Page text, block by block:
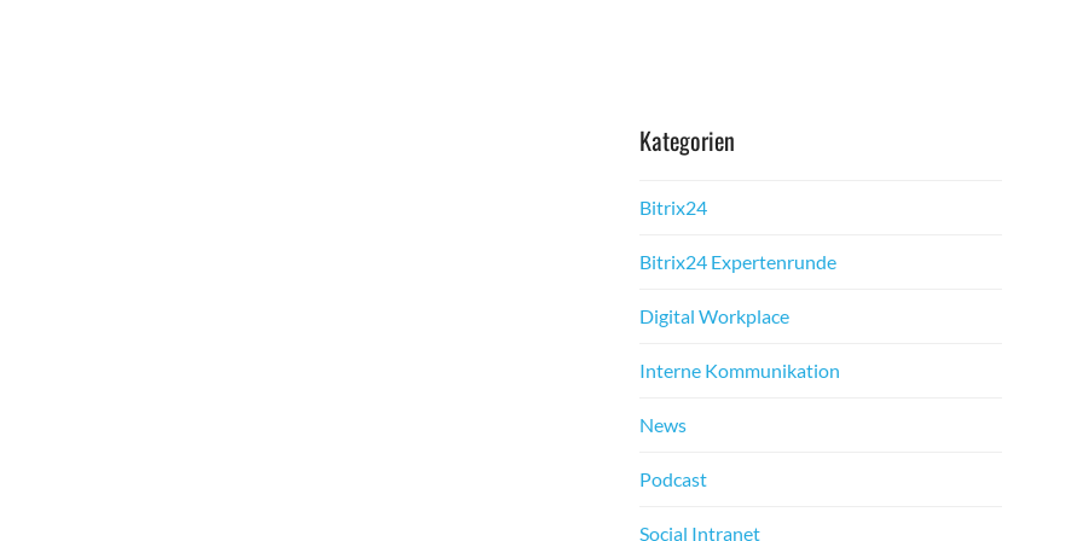
Kategorien
Bitrix24
Bitrix24 Expertenrunde
Digital Workplace
Interne Kommunikation
News
Podcast
Social Intranet